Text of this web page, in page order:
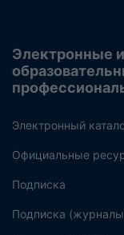
Электронные
Электронный
Официальные
Подписка
Подписка